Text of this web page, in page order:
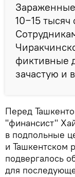
10−15 тысяч
фиктивные
зачастую и
Перед
"финансист"
в подпольные
и Ташкентском
подвергалось
для